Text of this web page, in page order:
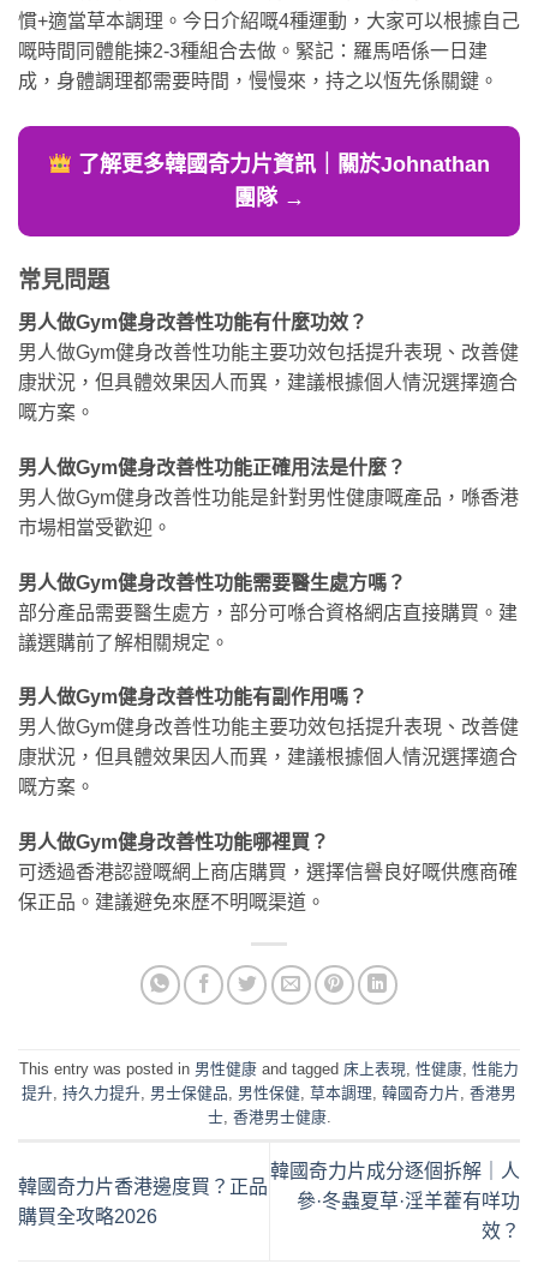
慣+適當草本調理。今日介紹嘅4種運動，大家可以根據自己
嘅時間同體能揀2-3種組合去做。緊記：羅馬唔係一日建
成，身體調理都需要時間，慢慢來，持之以恆先係關鍵。
了解更多韓國奇力片資訊｜關於Johnathan
團隊 →
常見問題
男人做Gym健身改善性功能有什麼功效？
男人做Gym健身改善性功能主要功效包括提升表現、改善健
康狀況，但具體效果因人而異，建議根據個人情況選擇適合
嘅方案。
男人做Gym健身改善性功能正確用法是什麼？
男人做Gym健身改善性功能是針對男性健康嘅產品，喺香港
市場相當受歡迎。
男人做Gym健身改善性功能需要醫生處方嗎？
部分產品需要醫生處方，部分可喺合資格網店直接購買。建
議選購前了解相關規定。
男人做Gym健身改善性功能有副作用嗎？
男人做Gym健身改善性功能主要功效包括提升表現、改善健
康狀況，但具體效果因人而異，建議根據個人情況選擇適合
嘅方案。
男人做Gym健身改善性功能哪裡買？
可透過香港認證嘅網上商店購買，選擇信譽良好嘅供應商確
保正品。建議避免來歷不明嘅渠道。
This entry was posted in 男性健康 and tagged 床上表現, 性健康, 性能力
提升, 持久力提升, 男士保健品, 男性保健, 草本調理, 韓國奇力片, 香港男
士, 香港男士健康.
韓國奇力片香港邊度買？正品
購買全攻略2026
韓國奇力片成分逐個拆解｜人
參·冬蟲夏草·淫羊藿有咩功
效？